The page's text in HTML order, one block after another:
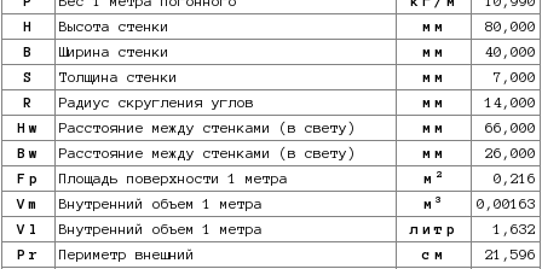
H
Высота стенки мм
80,000
B
Ширина стенки мм
40,000
S
Толщина стенки мм
7,000
R
Радиус скругления углов мм
14,000
Hw
Расстояние между стенками (в свету) мм
66,000
Bw
Расстояние между стенками (в свету) мм
26,000
Fp
Площадь поверхности 1 метра м 2
0,216
Vm
Внутренний объем 1 метра м 3
0,00163
Vl
Внутренний объем 1 метра литр
1,632
Pr
Периметр внешний см
21,596